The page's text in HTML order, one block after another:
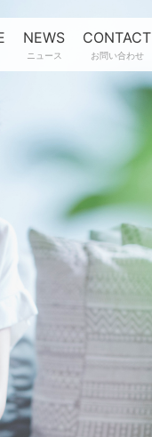
NEWS
ニュース
CONTACT
お問い合わせ